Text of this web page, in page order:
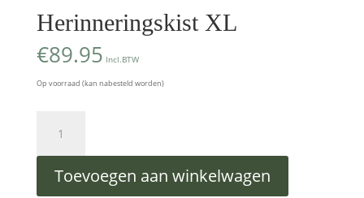
Herinneringskist XL
€89.95 Incl.BTW
Op voorraad (kan nabesteld worden)
Toevoegen aan winkelwagen